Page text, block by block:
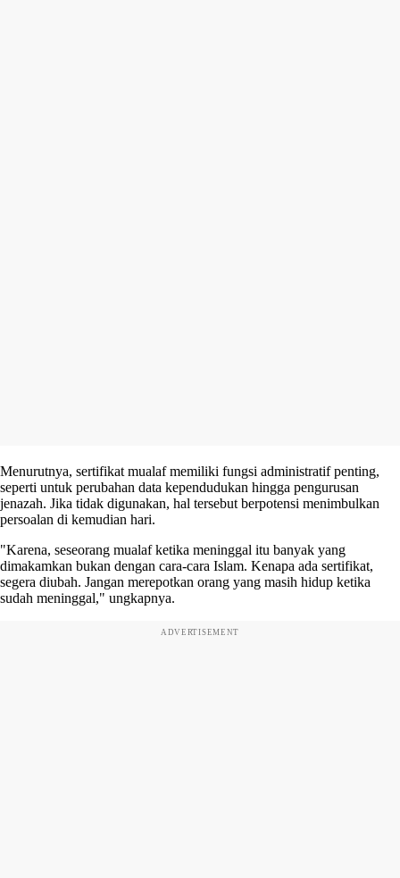
Menurutnya, sertifikat mualaf memiliki fungsi administratif penting,
seperti untuk perubahan data kependudukan hingga pengurusan
jenazah. Jika tidak digunakan, hal tersebut berpotensi menimbulkan
persoalan di kemudian hari.
"Karena, seseorang mualaf ketika meninggal itu banyak yang
dimakamkan bukan dengan cara-cara Islam. Kenapa ada sertifikat,
segera diubah. Jangan merepotkan orang yang masih hidup ketika
sudah meninggal," ungkapnya.
ADVERTISEMENT